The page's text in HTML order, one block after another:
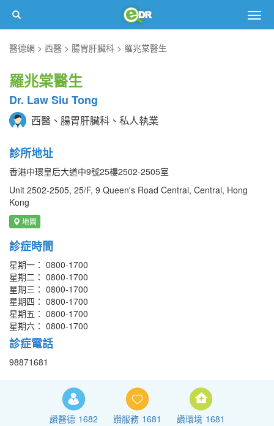
醫德網
西醫 腸胃肝臟科 羅兆棠醫生
羅兆棠醫生
Dr. Law Siu Tong
西醫、腸胃肝臟科、私人執業
診所地址
香港中環皇后大道中9號25樓2502-2505室
Unit 2502-2505, 25/F, 9 Queen's Road Central, Central, Hong
Kong
地圖
診症時間
星期一： 0800-1700
星期二： 0800-1700
星期三： 0800-1700
星期四： 0800-1700
星期五： 0800-1700
星期六： 0800-1700
診症電話
98871681
讚醫德 1682 讚服務 1681 讚環境 1681